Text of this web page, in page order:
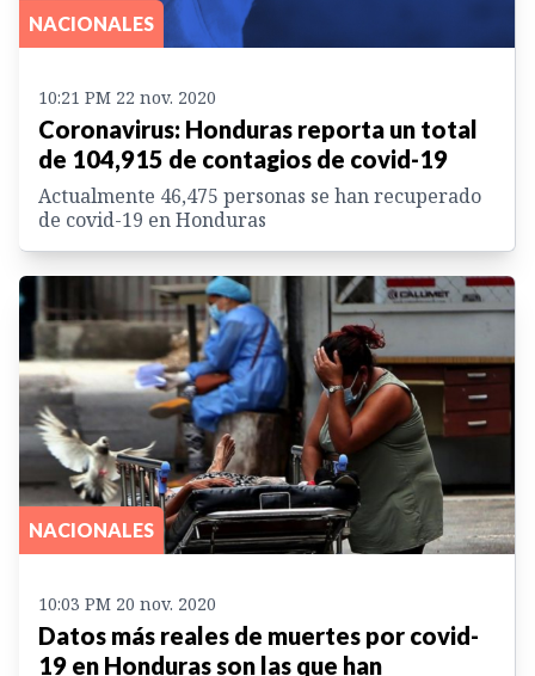
NACIONALES
10:21 PM 22 nov. 2020
Coronavirus: Honduras reporta un total
de 104,915 de contagios de covid-19
Actualmente 46,475 personas se han recuperado
de covid-19 en Honduras
NACIONALES
10:03 PM 20 nov. 2020
Datos más reales de muertes por covid-
19 en Honduras son las que han